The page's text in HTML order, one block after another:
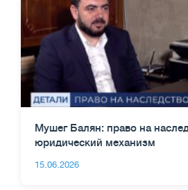
Мушег Балян: право на
юридический механизм
15.06.2026